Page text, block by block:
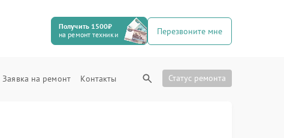
Получить 1500₽
на ремонт техники
Перезвоните мне
Заявка на ремонт Контакты Статус ремонта